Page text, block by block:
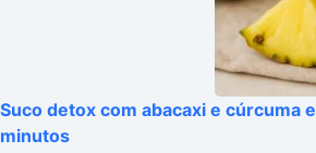
Suco detox com abacaxi e cúrcuma
minutos